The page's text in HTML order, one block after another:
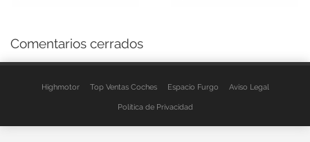
Comentarios cerrados
Highmotor Top Ventas Coches Espacio Furgo Aviso Legal
Política de Privacidad